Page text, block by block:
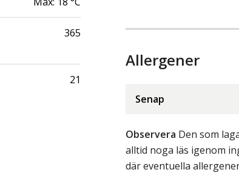
365
21
Allergener
Senap
Observera Den som
alltid noga läs igenom
där eventuella